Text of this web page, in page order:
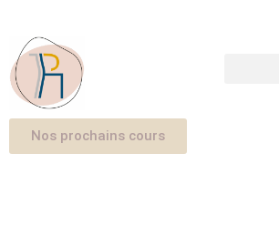
Nos prochains cours